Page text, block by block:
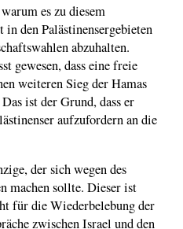
es zu diesem
den Palästinensergebieten
abzuhalten.
gewesen, dass eine freie
weiteren Sieg der Hamas
ist der Grund, dass er
aufzufordern an die
der sich wegen des
machen sollte. Dieser ist
für die Wiederbelebung der
zwischen Israel und den